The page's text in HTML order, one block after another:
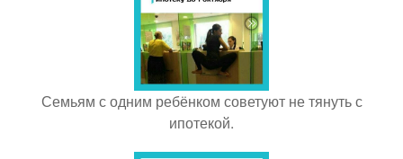
Семьям с одним ребёнком советуют не тянуть с
ипотекой.